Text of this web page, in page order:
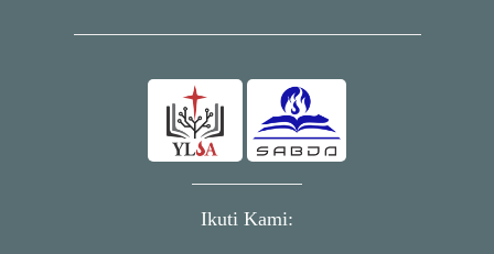
Ikuti Kami: